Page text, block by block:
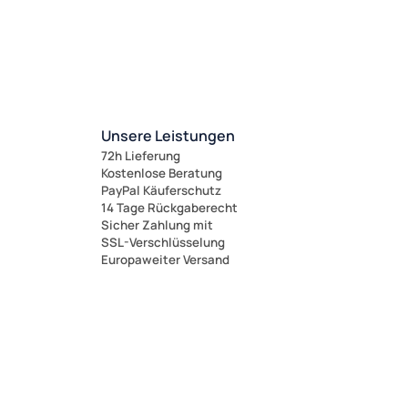
Unsere Leistungen
72h Lieferung
Kostenlose Beratung
PayPal Käuferschutz
14 Tage Rückgaberecht
Sicher Zahlung mit
SSL-Verschlüsselung
Europaweiter Versand